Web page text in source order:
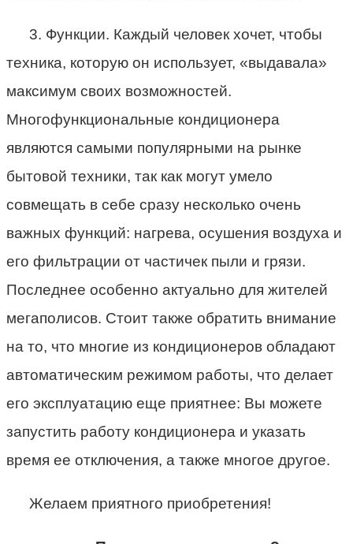
3. Функции. Каждый человек хочет, чтобы
техника, которую он использует, «выдавала»
максимум своих возможностей.
Многофункциональные кондиционера
являются самыми популярными на рынке
бытовой техники, так как могут умело
совмещать в себе сразу несколько очень
важных функций: нагрева, осушения воздуха и
его фильтрации от частичек пыли и грязи.
Последнее особенно актуально для жителей
мегаполисов. Стоит также обратить внимание
на то, что многие из кондиционеров обладают
автоматическим режимом работы, что делает
его эксплуатацию еще приятнее: Вы можете
запустить работу кондиционера и указать
время ее отключения, а также многое другое.
Желаем приятного приобретения!